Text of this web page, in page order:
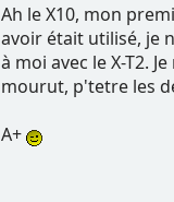
Ah le X10, mon
avoir était utilisé, je
à moi avec le X-T2.
mourut, p'tetre les
A+